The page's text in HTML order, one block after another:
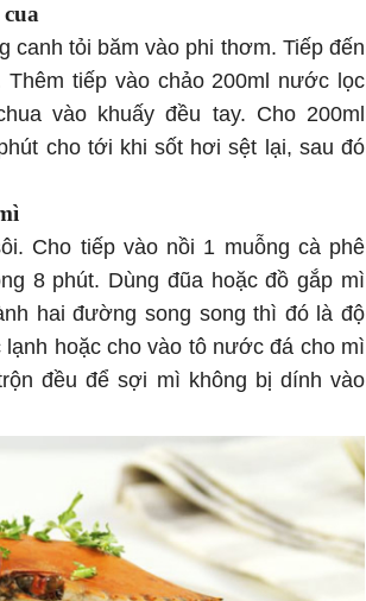
canh tỏi băm vào phi thơm. Tiếp đến
tiếp vào chảo 200ml nước lọc
vào khuấy đều tay. Cho 200ml
cho tới khi sốt hơi sệt lại, sau đó
Cho tiếp vào nồi 1 muỗng cà phê
8 phút. Dùng đũa hoặc đồ gắp mì
hai đường song song thì đó là độ
hoặc cho vào tô nước đá cho mì
đều để sợi mì không bị dính vào